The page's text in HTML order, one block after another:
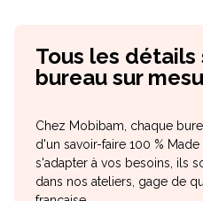
Tous les
bureau sur
Chez Mobibam, chaque
d'un savoir-faire 100 %
s'adapter à vos besoins, ils
dans nos ateliers, gage de